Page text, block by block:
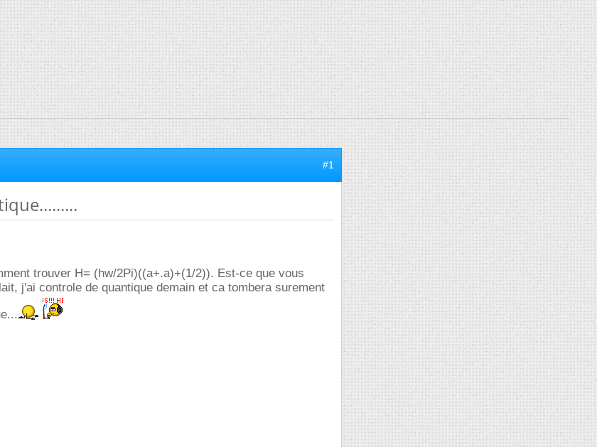
#1
trouver H= (hw/2Pi)((a+.a)+(1/2)). Est-ce que vous
j'ai controle de quantique demain et ca tombera surement